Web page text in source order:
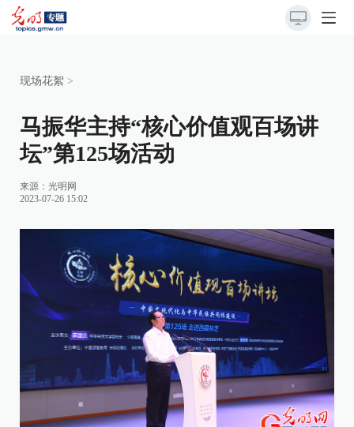
现场花絮 >
马振华主持“核心价值观百场讲
坛”第125场活动
来源： 光明网
2023-07-26 15:02